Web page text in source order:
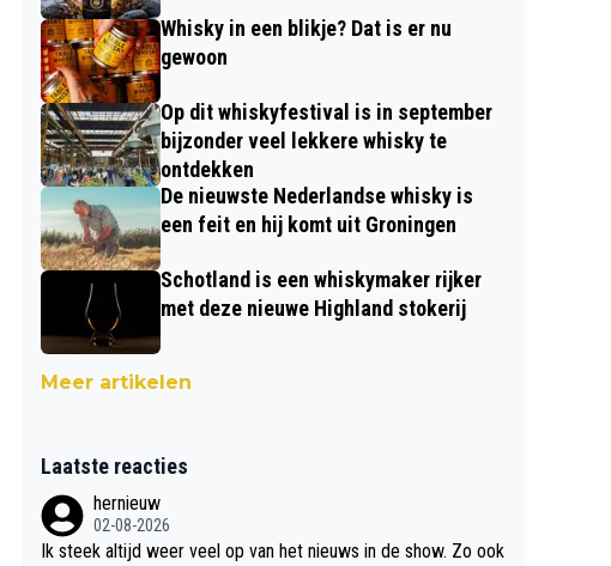
Whisky in een blikje? Dat is er nu
gewoon
Op dit whiskyfestival is in september
bijzonder veel lekkere whisky te
ontdekken
De nieuwste Nederlandse whisky is
een feit en hij komt uit Groningen
Schotland is een whiskymaker rijker
met deze nieuwe Highland stokerij
Meer artikelen
Laatste reacties
hernieuw
02-08-2026
Ik steek altijd weer veel op van het nieuws in de show. Zo ook